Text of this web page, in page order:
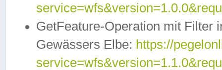
GetFeature-Operation mit Filter
Gewässers Elbe: https://